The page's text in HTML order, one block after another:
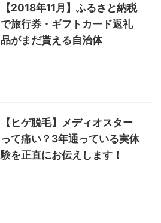
【2018年11月】ふるさと納税
で旅行券・ギフトカード返礼
品がまだ貰える自治体
【ヒゲ脱毛】メディオスター
って痛い？3年通っている実体
験を正直にお伝えします！